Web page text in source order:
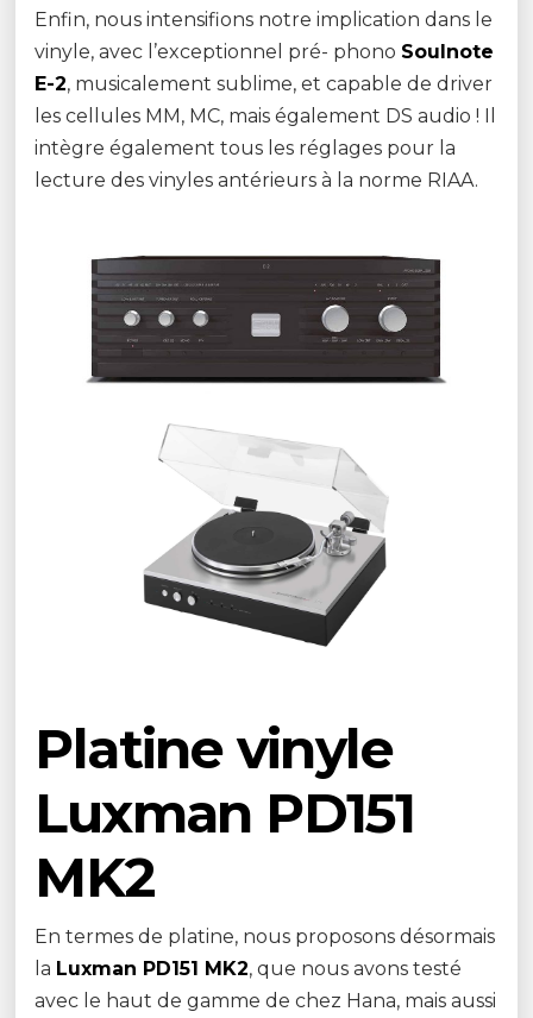
Enfin, nous intensifions notre implication dans le
vinyle, avec l’exceptionnel pré- phono Soulnote
E-2, musicalement sublime, et capable de driver
les cellules MM, MC, mais également DS audio ! Il
intègre également tous les réglages pour la
lecture des vinyles antérieurs à la norme RIAA.
Platine vinyle
Luxman PD151
MK2
En termes de platine, nous proposons désormais
la Luxman PD151 MK2, que nous avons testé
avec le haut de gamme de chez Hana, mais aussi